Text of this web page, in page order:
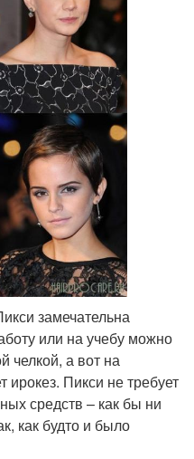
замечательна
или на учебу можно
челкой, а вот на
ирокез. Пикси не требует
средств – как бы ни
как будто и было